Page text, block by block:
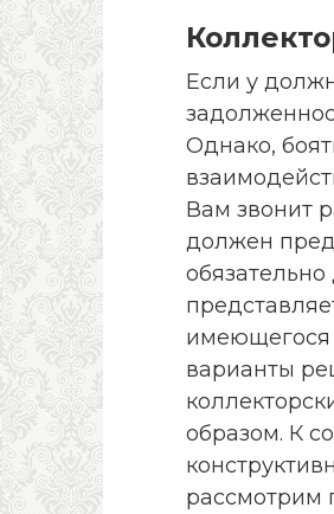
Если у
Однако,
Вам звонит
должен
имеющегося
варианты
образом. К
рассмотрим